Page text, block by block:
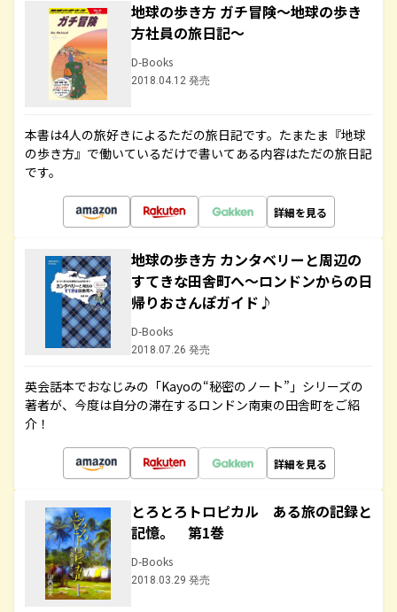
地球の歩き方 ガチ冒険～地球の歩き
方社員の旅日記～
D-Books
2018.04.12 発売
本書は4人の旅好きによるただの旅日記です。たまたま『地球
の歩き方』で働いているだけで書いてある内容はただの旅日記
です。
詳細を見る
地球の歩き方 カンタベリーと周辺の
すてきな田舎町へ～ロンドンからの日
帰りおさんぽガイド♪
D-Books
2018.07.26 発売
英会話本でおなじみの「Kayoの“秘密のノート”」シリーズの
著者が、今度は自分の滞在するロンドン南東の田舎町をご紹
介！
詳細を見る
とろとろトロピカル ある旅の記録と
記憶。 第1巻
D-Books
2018.03.29 発売